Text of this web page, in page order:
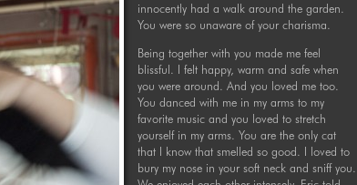
innocently had a walk around the garden.
You were so unaware of your charisma.
Being together with you made me feel
blissful. I felt happy, warm and safe when
you were around. And you loved me too.
You danced with me in my arms to my
favorite music and you loved to stretch
yourself in my arms. You are the only cat
that I know that smelled so good. I loved to
bury my nose in your soft neck and sniff you.